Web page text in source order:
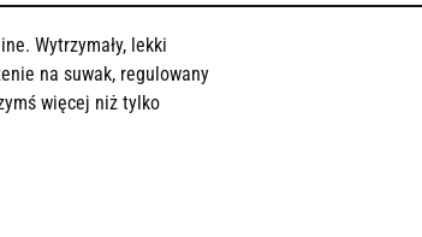
Wytrzymały, lekki
na suwak, regulowany
więcej niż tylko